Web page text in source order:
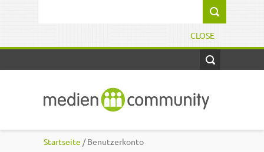
CLOSE
Startseite / Benutzerkonto